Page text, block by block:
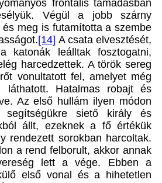
frontális támadásban
Végül a jobb szárny
meg is futamította a szembe
[14] A csata elvesztését,
katonák leálltak fosztogatni,
harcedzettek. A török sereg
vonultatott fel, amelyet még
láthatott. Hatalmas robajt és
Az első hullám ilyen módon
segítségükre siető király és
állt, ezeknek a fő értékük
rendezett sorokban harcoltak.
a rend felborult, akkor annak
lett a vége. Ebben a
első vonal és a hihetetlen